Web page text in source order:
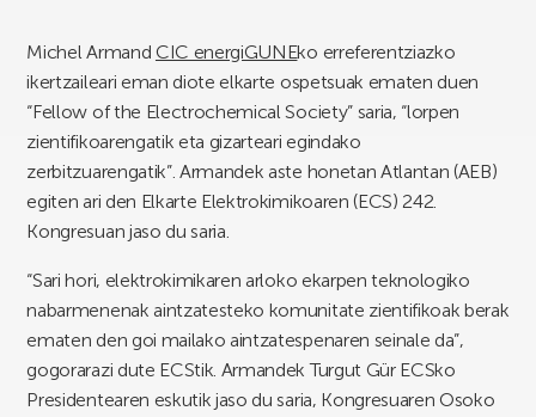
Michel Armand CIC energiGUNEko erreferentziazko
ikertzaileari eman diote elkarte ospetsuak ematen duen
“Fellow of the Electrochemical Society” saria, “lorpen
zientifikoarengatik eta gizarteari egindako
zerbitzuarengatik”. Armandek aste honetan Atlantan (AEB)
egiten ari den Elkarte Elektrokimikoaren (ECS) 242.
Kongresuan jaso du saria.
“Sari hori, elektrokimikaren arloko ekarpen teknologiko
nabarmenenak aintzatesteko komunitate zientifikoak berak
ematen den goi mailako aintzatespenaren seinale da”,
gogorarazi dute ECStik. Armandek Turgut Gür ECSko
Presidentearen eskutik jaso du saria, Kongresuaren Osoko